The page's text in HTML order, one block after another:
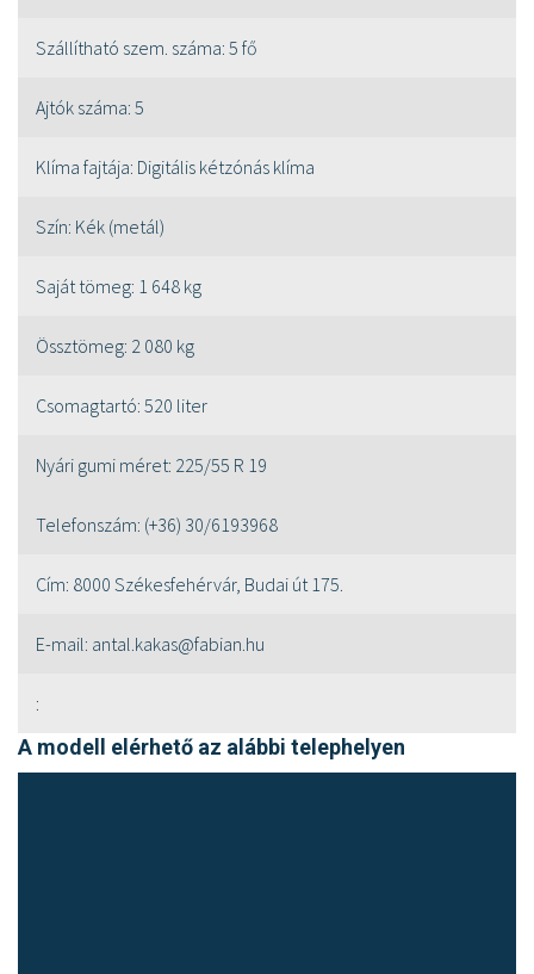
Szállítható szem. száma: 5 fő
Ajtók száma: 5
Klíma fajtája: Digitális kétzónás klíma
Szín: Kék (metál)
Saját tömeg: 1 648 kg
Össztömeg: 2 080 kg
Csomagtartó: 520 liter
Nyári gumi méret: 225/55 R 19
Telefonszám: (+36) 30/6193968
Cím: 8000 Székesfehérvár, Budai út 175.
E-mail: antal.kakas@fabian.hu
:
A modell elérhető az alábbi telephelyen